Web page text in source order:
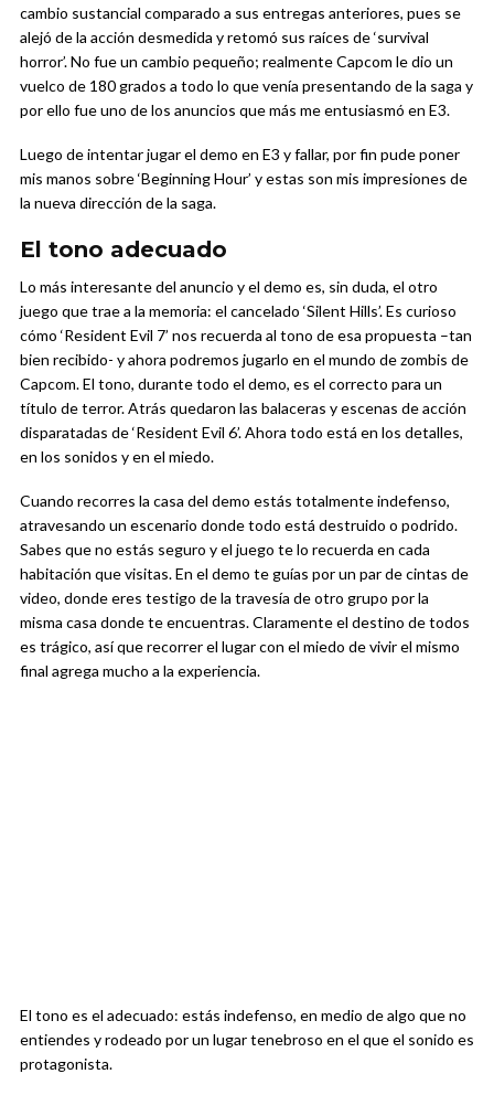
cambio sustancial comparado a sus entregas anteriores, pues se
alejó de la acción desmedida y retomó sus raíces de ‘survival
horror’. No fue un cambio pequeño; realmente Capcom le dio un
vuelco de 180 grados a todo lo que venía presentando de la saga y
por ello fue uno de los anuncios que más me entusiasmó en E3.
Luego de intentar jugar el demo en E3 y fallar, por fin pude poner
mis manos sobre ‘Beginning Hour’ y estas son mis impresiones de
la nueva dirección de la saga.
El tono adecuado
Lo más interesante del anuncio y el demo es, sin duda, el otro
juego que trae a la memoria: el cancelado ‘Silent Hills’. Es curioso
cómo ‘Resident Evil 7’ nos recuerda al tono de esa propuesta –tan
bien recibido- y ahora podremos jugarlo en el mundo de zombis de
Capcom. El tono, durante todo el demo, es el correcto para un
título de terror. Atrás quedaron las balaceras y escenas de acción
disparatadas de ‘Resident Evil 6’. Ahora todo está en los detalles,
en los sonidos y en el miedo.
Cuando recorres la casa del demo estás totalmente indefenso,
atravesando un escenario donde todo está destruido o podrido.
Sabes que no estás seguro y el juego te lo recuerda en cada
habitación que visitas. En el demo te guías por un par de cintas de
video, donde eres testigo de la travesía de otro grupo por la
misma casa donde te encuentras. Claramente el destino de todos
es trágico, así que recorrer el lugar con el miedo de vivir el mismo
final agrega mucho a la experiencia.
El tono es el adecuado: estás indefenso, en medio de algo que no
entiendes y rodeado por un lugar tenebroso en el que el sonido es
protagonista.